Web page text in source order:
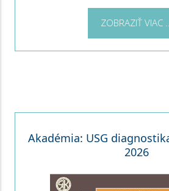
ZOBRAZIŤ VIAC ...
Akadémia: USG
2026